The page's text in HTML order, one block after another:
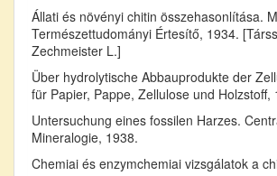
Állati és növényi chitin összehasonlítása.
Természettudományi Értesítő, 1934.
Zechmeister L.]
Über hydrolytische Abbauprodukte der
für Papier, Pappe, Zellulose und Holzstoff,
Untersuchung eines fossilen Harzes.
Mineralogie, 1938.
Chemiai és enzymchemiai vizsgálatok a